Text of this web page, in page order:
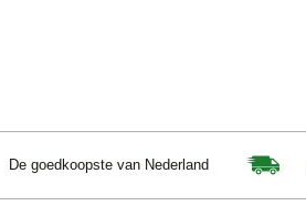
De goedkoopste van Nederland